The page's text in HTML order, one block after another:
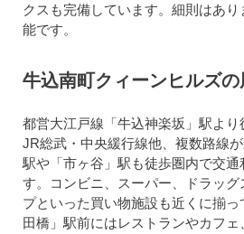
クスも完備しています。細則はあ
能です。
牛込南町クィーンヒルズの
都営大江戸線「牛込神楽坂」駅より
JR総武・中央緩行線他、複数路線が
駅や「市ヶ谷」駅も徒歩圏内で交通
す。コンビニ、スーパー、ドラッグ
プといった買い物施設も近くに揃
田橋」駅前にはレストランやカフ